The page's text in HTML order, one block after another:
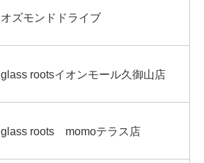
オズモンドドライブ
glass rootsイオンモール久御山店
glass roots momoテラス店